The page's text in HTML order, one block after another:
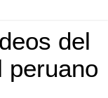
del
peruano